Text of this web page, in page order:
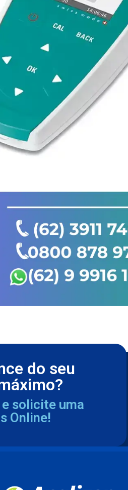
do seu
solicite uma
Online!